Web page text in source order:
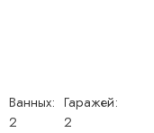
Ванных:
2
Гаражей:
2